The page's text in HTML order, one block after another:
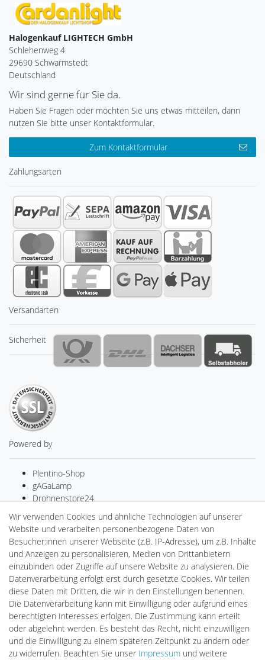
Halogenkauf LIGHTECH GmbH
Schlehenweg 4
29690 Schwarmstedt
Deutschland
Wir sind gerne für Sie da.
Haben Sie Fragen oder möchten Sie uns etwas mitteilen, dann
nutzen Sie bitte unser Kontaktformular.
Zum Kontaktformular
Zahlungsarten
Versandarten
Sicherheit
Powered by
Plentino-Shop
gAGaLamp
Drohnenstore24
Batteriespeicher
PlentiSolar
Gebrauchtlicht
Ledkauf
DEYESOLAR
Lightech Connect
CardanLight Europe
FORTIMO LEDs
LED-RETROSHOP
Wallbox24
Wir verwenden Cookies und ähnliche Technologien auf unserer
Website und verarbeiten personenbezogene Daten von
Besucher:innen unserer Webseite (z.B. IP-Adresse), um z.B. Inhalte
und Anzeigen zu personalisieren, Medien von Drittanbietern
einzubinden oder Zugriffe auf unsere Website zu analysieren. Die
Datenverarbeitung erfolgt erst durch gesetzte Cookies. Wir teilen
diese Daten mit Dritten, die wir in den Einstellungen benennen.
Die Datenverarbeitung kann mit Einwilligung oder aufgrund eines
berechtigten Interesses erfolgen. Die Zustimmung kann erteilt
oder abgelehnt werden. Es besteht das Recht, nicht einzuwilligen
und die Einwilligung zu einem späteren Zeitpunkt zu ändern oder
zu widerrufen. Beachten Sie unser Impressum und weitere